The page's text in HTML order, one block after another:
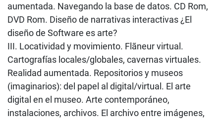
aumentada. Navegando la base de datos. CD Rom,
DVD Rom. Diseño de narrativas interactivas ¿El
diseño de Software es arte?
III. Locatividad y movimiento. Flãneur virtual.
Cartografías locales/globales, cavernas virtuales.
Realidad aumentada. Repositorios y museos
(imaginarios): del papel al digital/virtual. El arte
digital en el museo. Arte contemporáneo,
instalaciones, archivos. El archivo entre imágenes,